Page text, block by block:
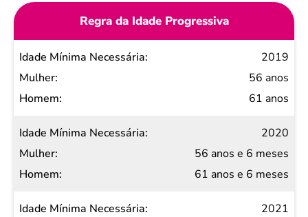
Regra da Idade Progressiva
Idade
Mínima
Necessária
Homem
2019
56 anos
61 anos
2020
56 anos e 6 meses
61 anos e 6 meses
2021